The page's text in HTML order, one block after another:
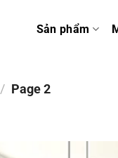
Sản phẩm
/ Page 2